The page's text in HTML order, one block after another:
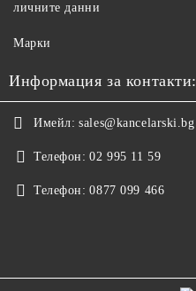
личните данни
Марки
Информация за контакти:
Имейл: sales@kancelarski.bg
Телефон: 02 995 11 59
Телефон: 0877 099 466